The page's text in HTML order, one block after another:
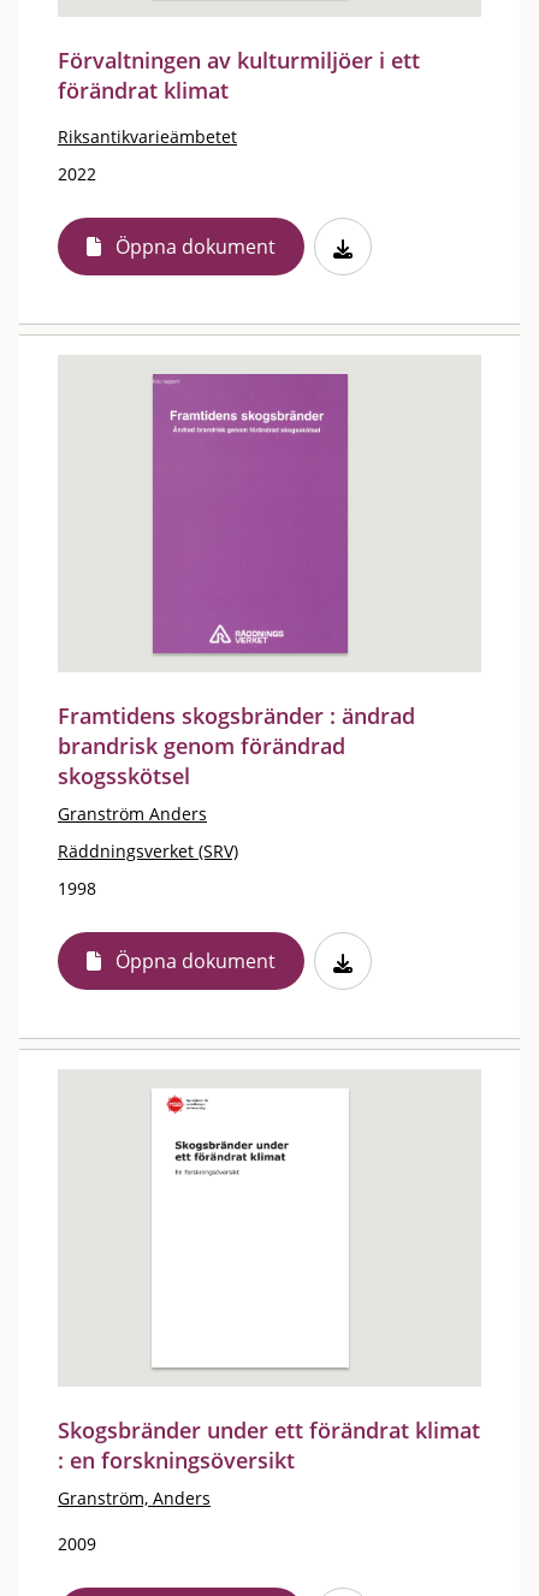
Förvaltningen av kulturmiljöer i ett
förändrat klimat
Riksantikvarieämbetet
2022
Öppna dokument
Framtidens skogsbränder : ändrad
brandrisk genom förändrad
skogsskötsel
Granström Anders
Räddningsverket (SRV)
1998
Öppna dokument
Skogsbränder under ett förändrat klimat
: en forskningsöversikt
Granström, Anders
2009